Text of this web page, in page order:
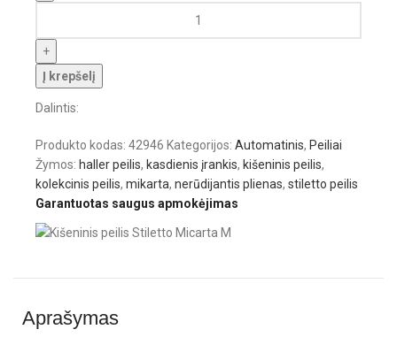
Į krepšelį
Dalintis:
Produkto kodas: 42946 Kategorijos: Automatinis, Peiliai
Žymos: haller peilis, kasdienis įrankis, kišeninis peilis,
kolekcinis peilis, mikarta, nerūdijantis plienas, stiletto peilis
Garantuotas saugus apmokėjimas
Aprašymas